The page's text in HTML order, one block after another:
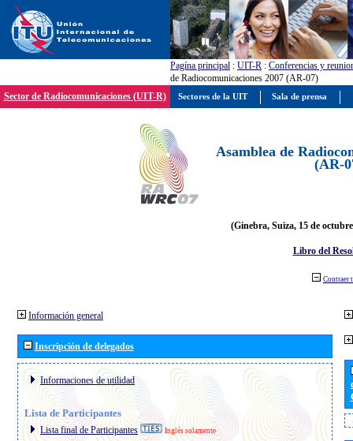
Pagína principal : UIT-R : Conferencias y
de Radiocomunicaciones 2007 (AR-07)
Sector de Radiocomunicaciones (UIT-R)
Asamblea de
(AR-
(Ginebra, Suiza, 15 de
Libro del
Contraer
Información general
Inscripción de delegados
Informaciones de utilidad
Lista de Participantes
Lista final de Participantes Inglés solamente
Sectores de la UIT Sala de prensa